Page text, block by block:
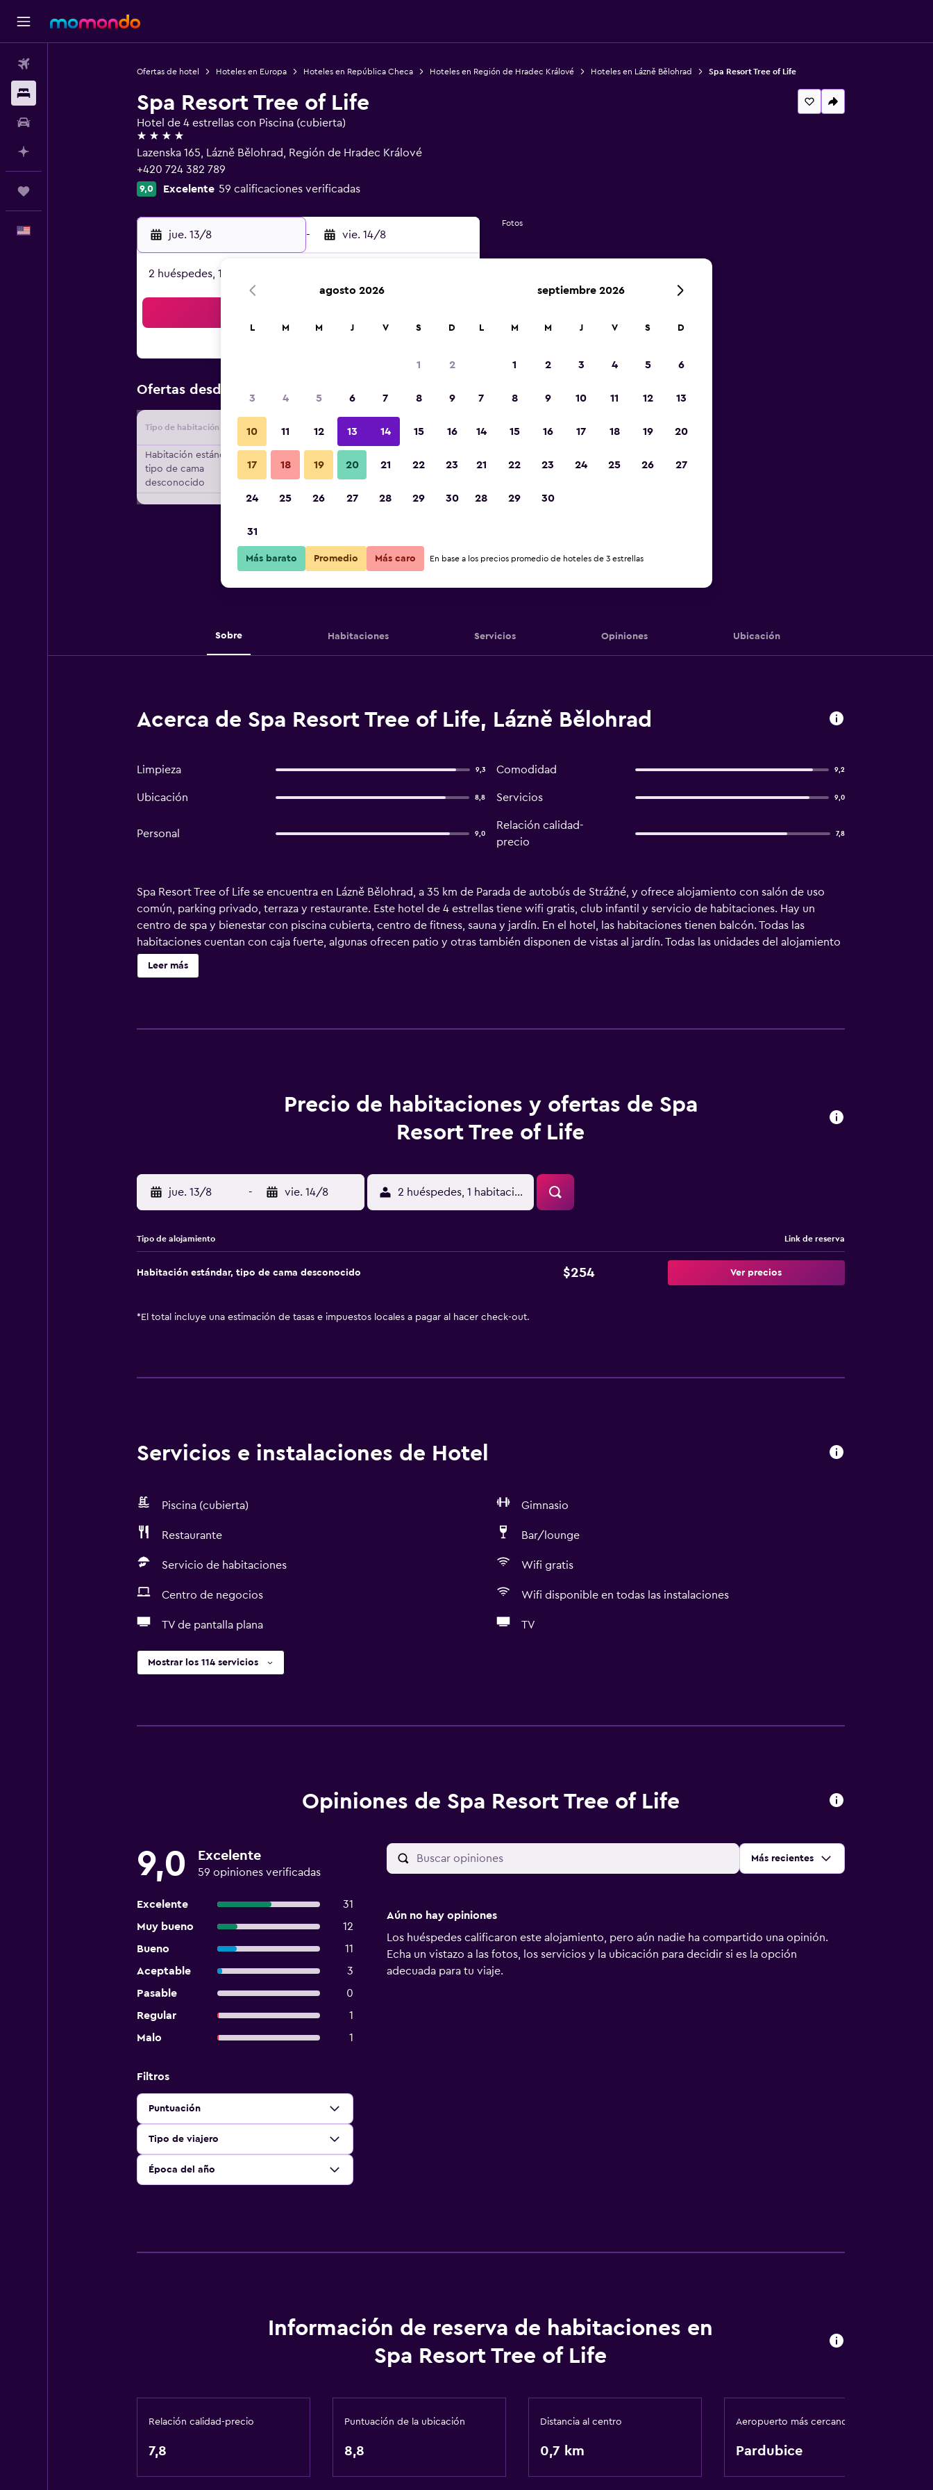
Ofertas de hotel Hoteles en Europa Hoteles en República Checa Hoteles en Región de Hradec Králové Hoteles en Lázně Bělohrad Spa Resort Tree of Life
Spa Resort Tree of Life
Hotel de 4 estrellas con Piscina (cubierta)
4 estrellas
Lazenska 165, Lázně Bělohrad, Región de Hradec Králové
+420 724 382 789
9,0 Excelente 59 calificaciones verificadas
jue. 13/8 - vie. 14/8
2 huéspedes, 1 habitación
Ofertas desde
Tipo de habitación Proveedor Total noche
Habitación estándar,
tipo de cama
desconocido
$254 Ver oferta
Fotos
Sobre Habitaciones Servicios Opiniones Ubicación
Acerca de Spa Resort Tree of Life, Lázně Bělohrad
Limpieza 9,3 Comodidad 9,2
Ubicación 8,8 Servicios 9,0
Personal 9,0
Relación calidad-
precio
7,8
Spa Resort Tree of Life se encuentra en Lázně Bělohrad, a 35 km de Parada de autobús de Strážné, y ofrece alojamiento con salón de uso
común, parking privado, terraza y restaurante. Este hotel de 4 estrellas tiene wifi gratis, club infantil y servicio de habitaciones. Hay un
centro de spa y bienestar con piscina cubierta, centro de fitness, sauna y jardín. En el hotel, las habitaciones tienen balcón. Todas las
habitaciones cuentan con caja fuerte, algunas ofrecen patio y otras también disponen de vistas al jardín. Todas las unidades del alojamiento
están equipadas con TV de pantalla plana y secador de pelo. En Spa Resort Tree of Life se puede disfrutar de un desayuno buffet. En el
alojamiento, la clientela puede disfrutar de bañera de hidromasaje. Se puede jugar al ping-pong en Spa Resort Tree of Life, y la zona es ideal
Leer más
Precio de habitaciones y ofertas de Spa
Resort Tree of Life
jue. 13/8 - vie. 14/8 2 huéspedes, 1 habitación
Tipo de alojamiento Link de reserva
Habitación estándar, tipo de cama desconocido $254 Ver precios
* El total incluye una estimación de tasas e impuestos locales a pagar al hacer check-out.
Servicios e instalaciones de Hotel
Piscina (cubierta) Gimnasio
Restaurante Bar/lounge
Servicio de habitaciones Wifi gratis
Centro de negocios Wifi disponible en todas las instalaciones
TV de pantalla plana TV
Mostrar los 114 servicios
Opiniones de Spa Resort Tree of Life
9,0 Excelente
59 opiniones verificadas
Excelente
31
Muy bueno
12
Bueno
11
Aceptable
3
Pasable
0
Regular
1
Malo
1
Ordenar por:
Más recientes
Filtros
Puntuación
Tipo de viajero
Época del año
Aún no hay opiniones
Los huéspedes calificaron este alojamiento, pero aún nadie ha compartido una opinión.
Echa un vistazo a las fotos, los servicios y la ubicación para decidir si es la opción
adecuada para tu viaje.
Información de reserva de habitaciones en
Spa Resort Tree of Life
Relación calidad-precio
7,8
Puntuación de la ubicación
8,8
Distancia al centro
0,7 km
Aeropuerto más cercano
Pardubice
agosto 2026
L M M J V S D
1 2
3 4 5 6 7 8 9
10 11 12 13 14 15 16
17 18 19 20 21 22 23
24 25 26 27 28 29 30
31
septiembre 2026
L M M J V S D
1 2 3 4 5 6
7 8 9 10 11 12 13
14 15 16 17 18 19 20
21 22 23 24 25 26 27
28 29 30
Más barato Promedio Más caro En base a los precios promedio de hoteles de 3 estrellas